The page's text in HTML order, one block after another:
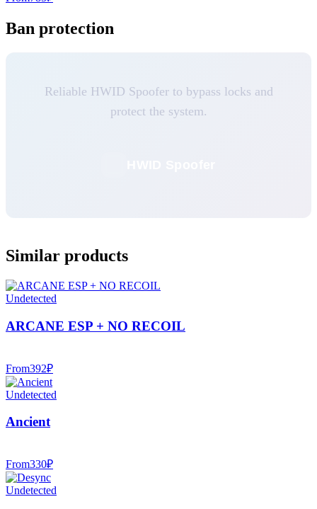
Ban protection
Reliable HWID Spoofer to bypass locks and
protect the system.
Similar products
Undetected
ARCANE ESP + NO RECOIL
From392₽
Undetected
Ancient
From330₽
Undetected